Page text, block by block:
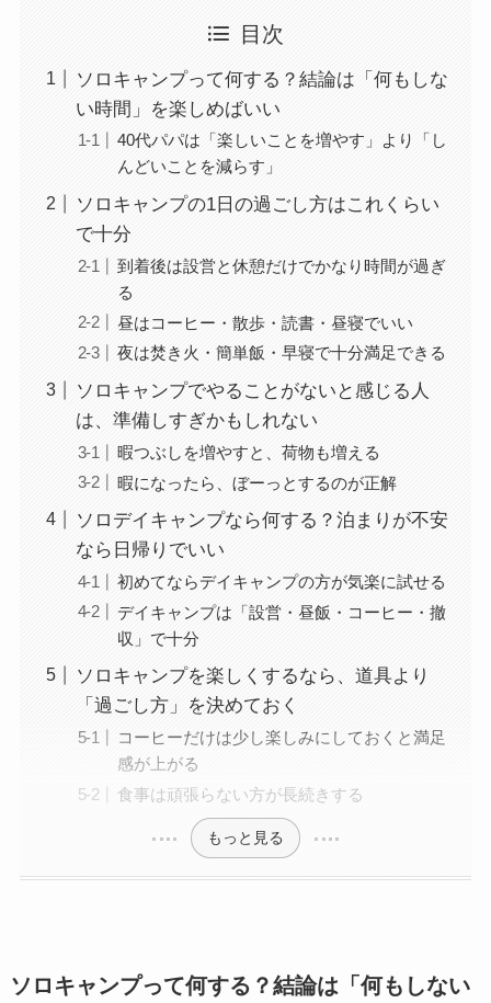
目次
ソロキャンプって何する？結論は「何もしな
い時間」を楽しめばいい
40代パパは「楽しいことを増やす」より「し
んどいことを減らす」
ソロキャンプの1日の過ごし方はこれくらい
で十分
到着後は設営と休憩だけでかなり時間が過ぎ
る
昼はコーヒー・散歩・読書・昼寝でいい
夜は焚き火・簡単飯・早寝で十分満足できる
ソロキャンプでやることがないと感じる人
は、準備しすぎかもしれない
暇つぶしを増やすと、荷物も増える
暇になったら、ぼーっとするのが正解
ソロデイキャンプなら何する？泊まりが不安
なら日帰りでいい
初めてならデイキャンプの方が気楽に試せる
デイキャンプは「設営・昼飯・コーヒー・撤
収」で十分
ソロキャンプを楽しくするなら、道具より
「過ごし方」を決めておく
コーヒーだけは少し楽しみにしておくと満足
感が上がる
食事は頑張らない方が長続きする
もっと見る
ソロキャンプって何する？結論は「何もしない